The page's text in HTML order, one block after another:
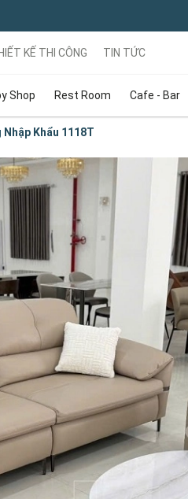
Shop Rest Room Cafe - Bar
KẾ THI CÔNG TIN TỨC
Nhập Khẩu 1118T